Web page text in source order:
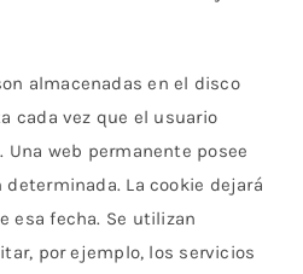
almacenadas en el disco
cada vez que el usuario
web permanente posee
La cookie dejará
esa fecha. Se utilizan
por ejemplo, los servicios